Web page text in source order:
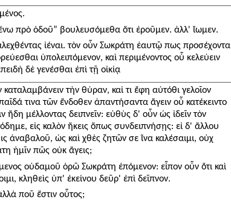
πρὸ ὁδοῦ” βουλευσόμεθα ὅτι ἐροῦμεν. ἀλλ' ἴωμεν.
ἰέναι. τὸν οὖν Σωκράτη ἑαυτῷ πως προσέχοντα
ὑπολειπόμενον, καὶ περιμένοντος οὗ κελεύειν
δὲ γενέσθαι ἐπὶ τῇ οἰκίᾳ
τὴν θύραν, καί τι ἔφη αὐτόθι γελοῖον
τινα τῶν ἔνδοθεν ἀπαντήσαντα ἄγειν οὗ κατέκειντο
ἤδη μέλλοντας δειπνεῖν: εὐθὺς δ' οὖν ὡς ἰδεῖν τὸν
εἰς καλὸν ἥκεις ὅπως συνδειπνήσῃς: εἰ δ' ἄλλου
ἀναβαλοῦ, ὡς καὶ χθὲς ζητῶν σε ἵνα καλέσαιμι, οὐχ
ἡμῖν πῶς οὐκ ἄγεις;
οὐδαμοῦ ὁρῶ Σωκράτη ἑπόμενον: εἶπον οὖν ὅτι καὶ
κληθεὶς ὑπ' ἐκείνου δεῦρ' ἐπὶ δεῖπνον.
ποῦ ἔστιν οὗτος;